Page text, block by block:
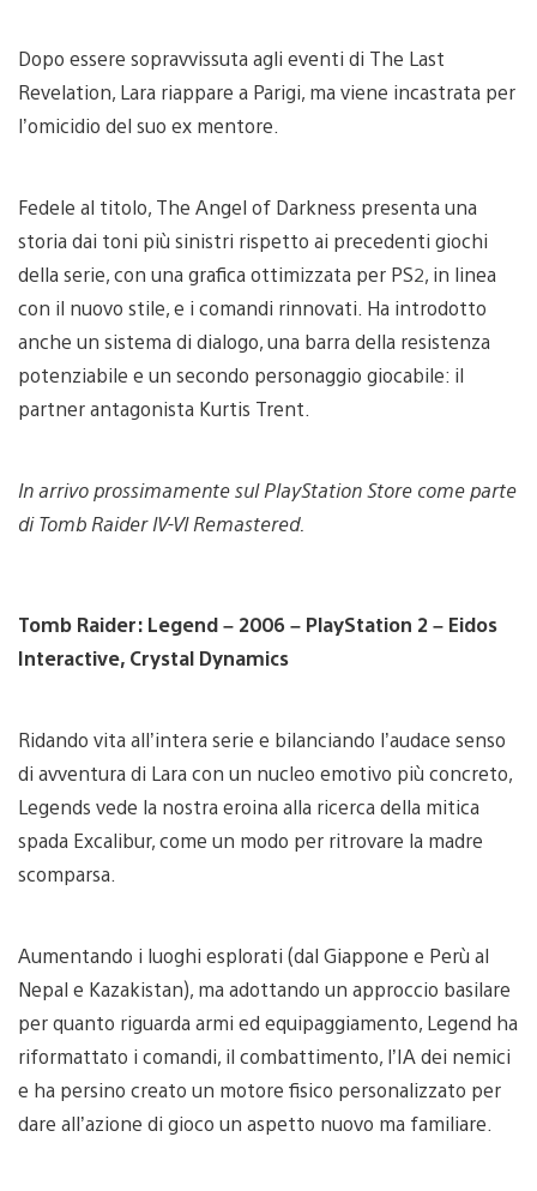
Dopo essere sopravvissuta agli eventi di The Last
Revelation, Lara riappare a Parigi, ma viene incastrata per
l’omicidio del suo ex mentore.
Fedele al titolo, The Angel of Darkness presenta una
storia dai toni più sinistri rispetto ai precedenti giochi
della serie, con una grafica ottimizzata per PS2, in linea
con il nuovo stile, e i comandi rinnovati. Ha introdotto
anche un sistema di dialogo, una barra della resistenza
potenziabile e un secondo personaggio giocabile: il
partner antagonista Kurtis Trent.
In arrivo prossimamente sul PlayStation Store come parte
di Tomb Raider IV-VI Remastered.
Tomb Raider: Legend – 2006 – PlayStation 2 – Eidos
Interactive, Crystal Dynamics
Ridando vita all’intera serie e bilanciando l’audace senso
di avventura di Lara con un nucleo emotivo più concreto,
Legends vede la nostra eroina alla ricerca della mitica
spada Excalibur, come un modo per ritrovare la madre
scomparsa.
Aumentando i luoghi esplorati (dal Giappone e Perù al
Nepal e Kazakistan), ma adottando un approccio basilare
per quanto riguarda armi ed equipaggiamento, Legend ha
riformattato i comandi, il combattimento, l’IA dei nemici
e ha persino creato un motore fisico personalizzato per
dare all’azione di gioco un aspetto nuovo ma familiare.